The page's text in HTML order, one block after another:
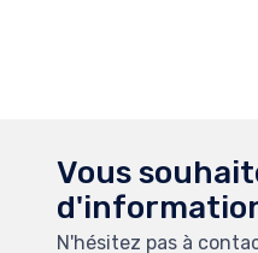
Vous
N'hésitez pas à